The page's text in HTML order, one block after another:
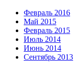
Февраль 2016
Май 2015
Февраль 2015
Июль 2014
Июнь 2014
Сентябрь 2013